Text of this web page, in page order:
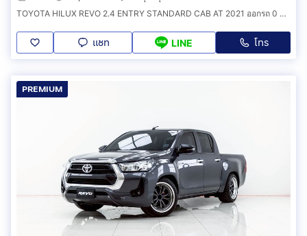
#รถมือ2ในฝัน
#เติมเต็มทุกฝันคุ้มค่าทุกคัน
#BBsmartcar
TOYOTA HILUX REVO 2.4 ENTRY STANDARD CAB AT 2021 ออกรถ 0 บาท จัดได้ 374,000 บ. รหัสรถ 1F119
แชท LINE โทร
PREMIUM